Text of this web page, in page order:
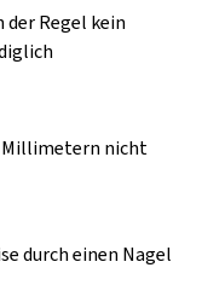
der Regel kein
Millimetern nicht
durch einen Nagel